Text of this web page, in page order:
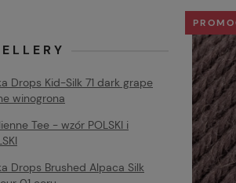
Drops Kid-Silk 71 dark grape
winogrona
Tee - wzór POLSKI i
Drops Brushed Alpaca Silk